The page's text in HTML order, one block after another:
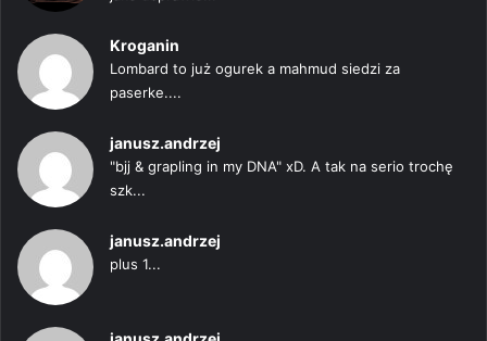
Kroganin
Lombard to już ogurek a mahmud siedzi za
paserke....
janusz.andrzej
"bjj & grapling in my DNA" xD. A tak na serio trochę
szk...
janusz.andrzej
plus 1...